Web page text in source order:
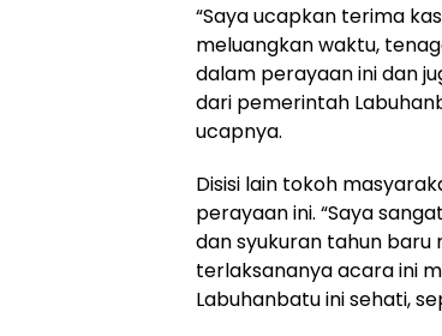
“Saya ucapkan terima
meluangkan waktu,
dalam perayaan ini dan
dari pemerintah
ucapnya.
Disisi lain tokoh
perayaan ini. “Saya
dan syukuran tahun baru
terlaksananya acara ini
Labuhanbatu ini sehati,